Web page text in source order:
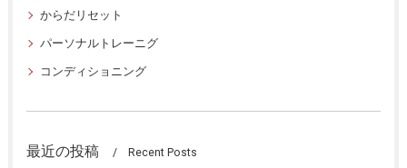
からだリセット
パーソナルトレーニグ
コンディショニング
最近の投稿 Recent Posts